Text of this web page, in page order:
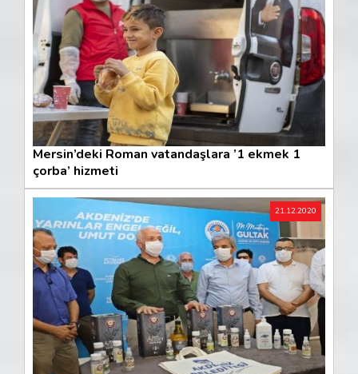
Mersin’deki Roman vatandaşlara ’1 ekmek 1
çorba’ hizmeti
21.12.2020